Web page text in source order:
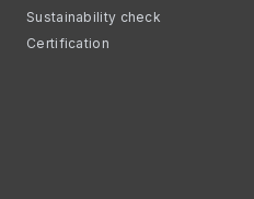
Sustainability check
Certification